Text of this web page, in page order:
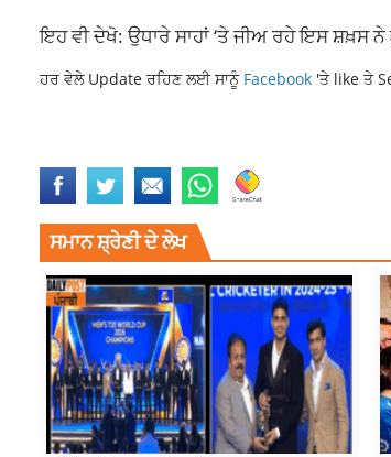
ਇਹ ਵੀ ਦੇਖੋ: ਉਧਾਰੇ ਸਾਹਾਂ ‘ਤੇ ਜੀਅ ਰਹੇ ਇਸ ਸ਼ਖ਼ਸ
ਹਰ ਵੇਲੇ Update ਰਹਿਣ ਲਈ ਸਾਨੂੰ Facebook 'ਤੇ like ਤੇ
ਸਮਾਨ ਸ਼੍ਰੇਣੀ ਦੇ ਲੇਖ